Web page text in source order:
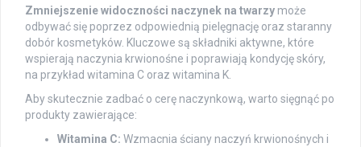
Zmniejszenie widoczności naczynek na twarzy może
odbywać się poprzez odpowiednią pielęgnację oraz staranny
dobór kosmetyków. Kluczowe są składniki aktywne, które
wspierają naczynia krwionośne i poprawiają kondycję skóry,
na przykład witamina C oraz witamina K.
Aby skutecznie zadbać o cerę naczynkową, warto sięgnąć po
produkty zawierające:
Witamina C: Wzmacnia ściany naczyń krwionośnych i